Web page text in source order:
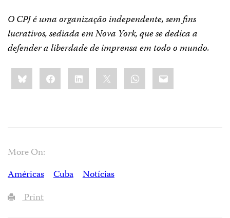
O CPJ é uma organização independente, sem fins
lucrativos, sediada em Nova York, que se dedica a
defender a liberdade de imprensa em todo o mundo.
Share
this:BlueskyFacebookLinkedIn WhatsApp
Email
More On:
Américas
Cuba
Notícias
Print